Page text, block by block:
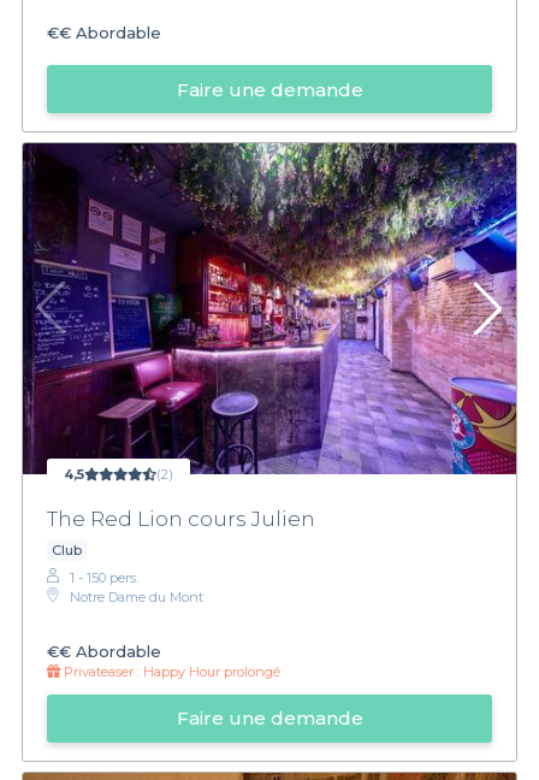
€€ Abordable
Faire une demande
4,5 (2)
The Red Lion cours Julien
Club
1 - 150 pers.
Notre Dame du Mont
€€ Abordable
Privateaser : Happy Hour prolongé
Faire une demande